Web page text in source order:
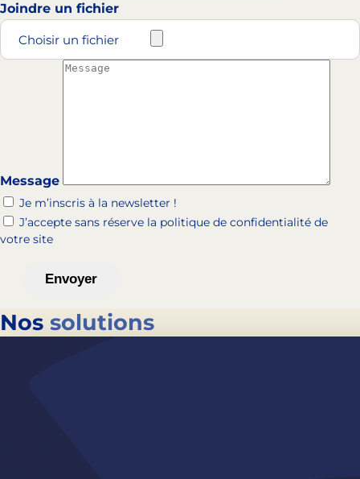
Joindre un fichier
Choisir un fichier
Message
Je m’inscris à la newsletter !
J’accepte sans réserve la politique de confidentialité de
votre site
Nos solutions